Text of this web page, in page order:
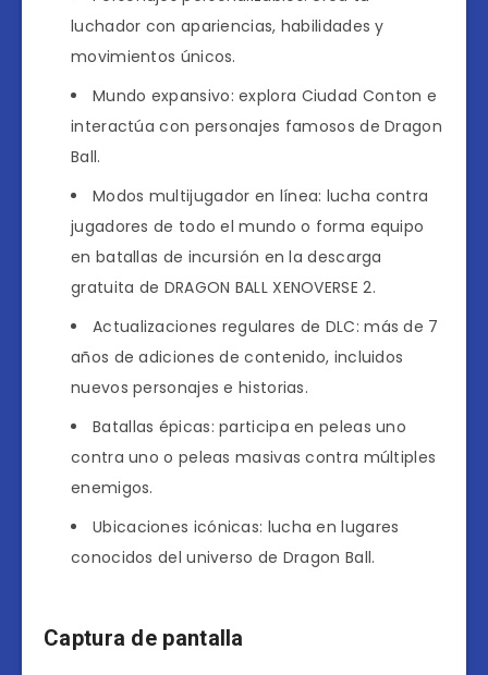
luchador con apariencias, habilidades y
movimientos únicos.
Mundo expansivo: explora Ciudad Conton e
interactúa con personajes famosos de Dragon
Ball.
Modos multijugador en línea: lucha contra
jugadores de todo el mundo o forma equipo
en batallas de incursión en la descarga
gratuita de DRAGON BALL XENOVERSE 2.
Actualizaciones regulares de DLC: más de 7
años de adiciones de contenido, incluidos
nuevos personajes e historias.
Batallas épicas: participa en peleas uno
contra uno o peleas masivas contra múltiples
enemigos.
Ubicaciones icónicas: lucha en lugares
conocidos del universo de Dragon Ball.
Captura de pantalla